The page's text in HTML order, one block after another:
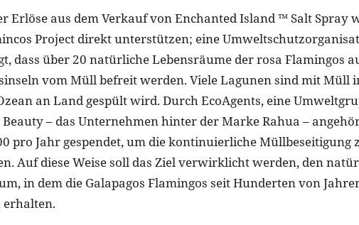
Erlöse aus dem Verkauf von Enchanted Island ™ Salt Spray
Project direkt unterstützen; eine
dass über 20 natürliche Lebensräume der rosa Flamingos
vom Müll befreit werden. Viele Lagunen sind mit Müll
an Land gespült wird. Durch EcoAgents, eine
– das Unternehmen hinter der Marke Rahua –
pro Jahr gespendet, um die kontinuierliche Müllbeseitigung
Auf diese Weise soll das Ziel verwirklicht werden, den
in dem die Galapagos Flamingos seit Hunderten von